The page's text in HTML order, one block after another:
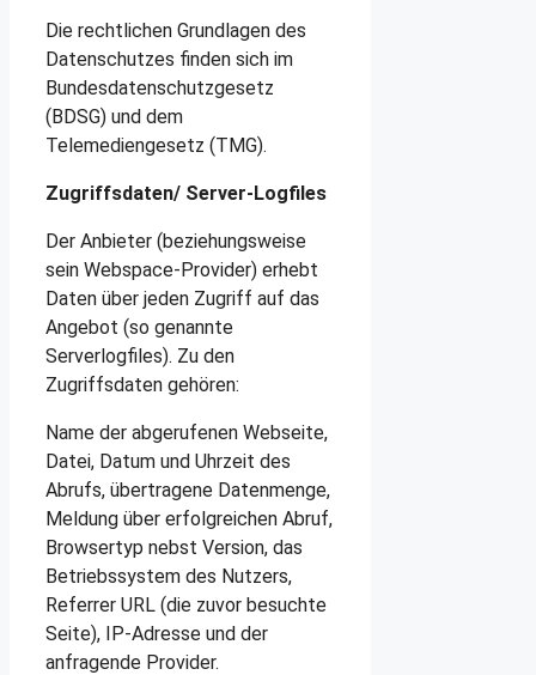
Die rechtlichen Grundlagen des
Datenschutzes finden sich im
Bundesdatenschutzgesetz
(BDSG) und dem
Telemediengesetz (TMG).
Zugriffsdaten/ Server-Logfiles
Der Anbieter (beziehungsweise
sein Webspace-Provider) erhebt
Daten über jeden Zugriff auf das
Angebot (so genannte
Serverlogfiles). Zu den
Zugriffsdaten gehören:
Name der abgerufenen Webseite,
Datei, Datum und Uhrzeit des
Abrufs, übertragene Datenmenge,
Meldung über erfolgreichen Abruf,
Browsertyp nebst Version, das
Betriebssystem des Nutzers,
Referrer URL (die zuvor besuchte
Seite), IP-Adresse und der
anfragende Provider.